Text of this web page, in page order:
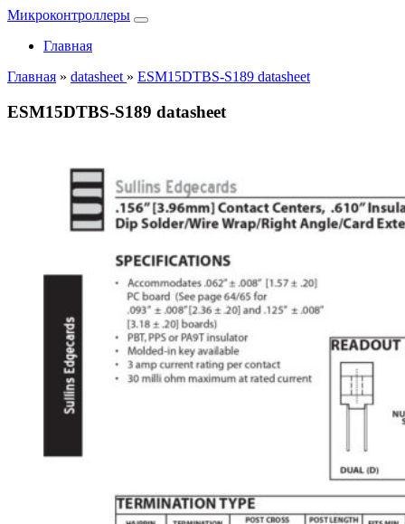
Микроконтроллеры
Главная
Главная » datasheet » ESM15DTBS-S189 datasheet
ESM15DTBS-S189 datasheet